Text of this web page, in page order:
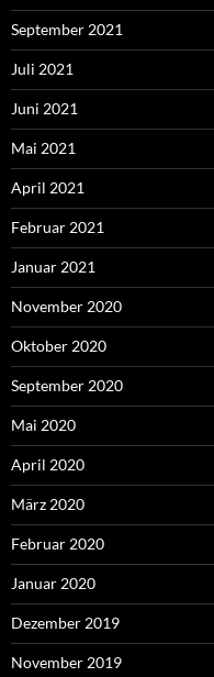
September 2021
Juli 2021
Juni 2021
Mai 2021
April 2021
Februar 2021
Januar 2021
November 2020
Oktober 2020
September 2020
Mai 2020
April 2020
März 2020
Februar 2020
Januar 2020
Dezember 2019
November 2019